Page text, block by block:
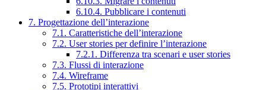
6.10.4. Pubblicare i contenuti
7. Progettazione dell’interazione
7.1. Caratteristiche dell’interazione
7.2. User stories per definire l’interazione
7.2.1. Differenza tra scenari e user stories
7.3. Flussi di interazione
7.4. Wireframe
7.5. Prototipi interattivi